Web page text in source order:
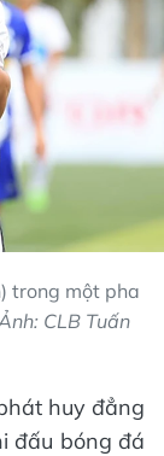
trong một pha
CLB Tuấn
huy đẳng
đấu bóng đá